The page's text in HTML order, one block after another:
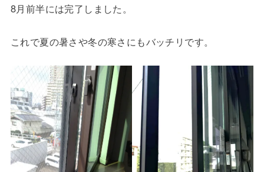
8月前半には完了しました。
これで夏の暑さや冬の寒さにもバッチリです。